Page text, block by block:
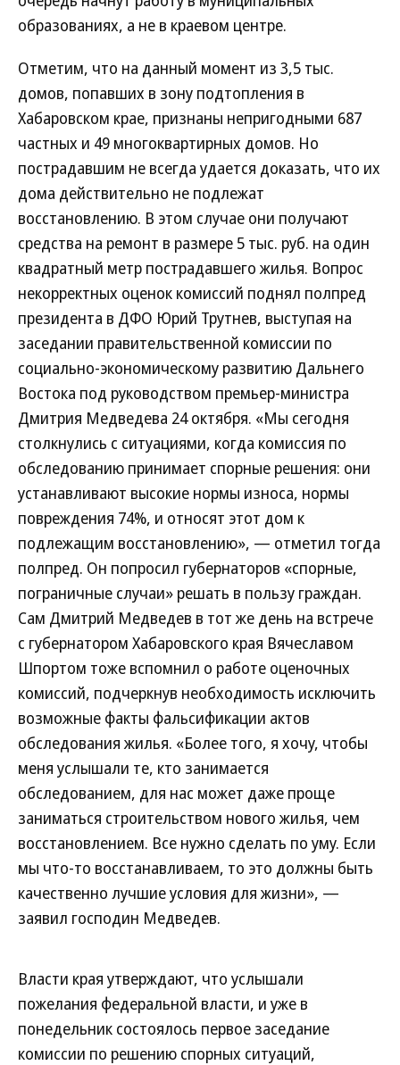
образованиях, а не в краевом центре.
Отметим, что на данный момент из 3,5 тыс.
домов, попавших в зону подтопления в
Хабаровском крае, признаны непригодными 687
частных и 49 многоквартирных домов. Но
пострадавшим не всегда удается доказать, что их
дома действительно не подлежат
восстановлению. В этом случае они получают
средства на ремонт в размере 5 тыс. руб. на один
квадратный метр пострадавшего жилья. Вопрос
некорректных оценок комиссий поднял полпред
президента в ДФО Юрий Трутнев, выступая на
заседании правительственной комиссии по
социально-экономическому развитию Дальнего
Востока под руководством премьер-министра
Дмитрия Медведева 24 октября. «Мы сегодня
столкнулись с ситуациями, когда комиссия по
обследованию принимает спорные решения: они
устанавливают высокие нормы износа, нормы
повреждения 74%, и относят этот дом к
подлежащим восстановлению», — отметил тогда
полпред. Он попросил губернаторов «спорные,
пограничные случаи» решать в пользу граждан.
Сам Дмитрий Медведев в тот же день на встрече
с губернатором Хабаровского края Вячеславом
Шпортом тоже вспомнил о работе оценочных
комиссий, подчеркнув необходимость исключить
возможные факты фальсификации актов
обследования жилья. «Более того, я хочу, чтобы
меня услышали те, кто занимается
обследованием, для нас может даже проще
заниматься строительством нового жилья, чем
восстановлением. Все нужно сделать по уму. Если
мы что-то восстанавливаем, то это должны быть
качественно лучшие условия для жизни», —
заявил господин Медведев.
Власти края утверждают, что услышали
пожелания федеральной власти, и уже в
понедельник состоялось первое заседание
комиссии по решению спорных ситуаций,